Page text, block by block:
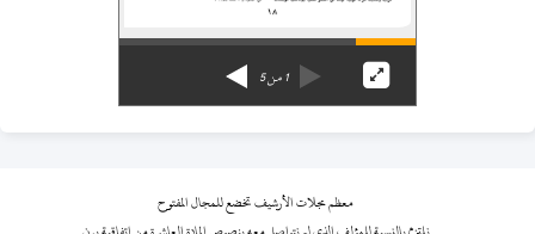
1من5
معظم مجلات الأرشيف تخضع للمجال المفتوح